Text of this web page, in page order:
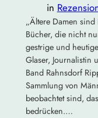
in
„Ältere Damen
Bücher, die nicht
gestrige und
Glaser, Journalistin
Band Rahnsdorf
Sammlung von
beobachtet sind,
bedrücken.…